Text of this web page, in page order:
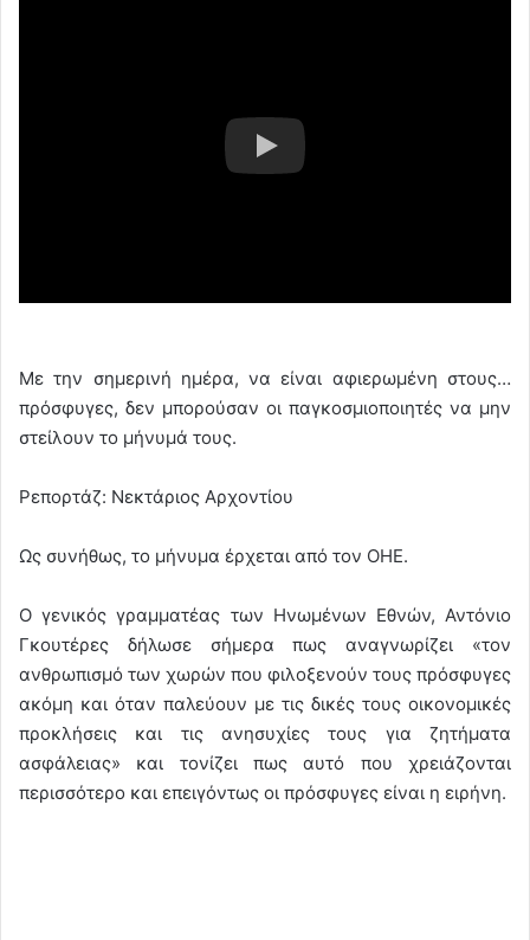
Με την σημερινή ημέρα, να είναι αφιερωμένη στους…
πρόσφυγες, δεν μπορούσαν οι παγκοσμιοποιητές να μην
στείλουν το μήνυμά τους.
Ρεπορτάζ: Νεκτάριος Αρχοντίου
Ως συνήθως, το μήνυμα έρχεται από τον ΟΗΕ.
Ο γενικός γραμματέας των Ηνωμένων Εθνών, Αντόνιο
Γκουτέρες δήλωσε σήμερα πως αναγνωρίζει «τον
ανθρωπισμό των χωρών που φιλοξενούν τους πρόσφυγες
ακόμη και όταν παλεύουν με τις δικές τους οικονομικές
προκλήσεις και τις ανησυχίες τους για ζητήματα
ασφάλειας» και τονίζει πως αυτό που χρειάζονται
περισσότερο και επειγόντως οι πρόσφυγες είναι η ειρήνη.